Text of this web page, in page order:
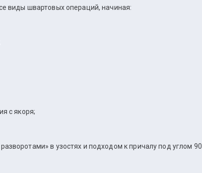
виды швартовых операций, начиная:
с якоря;
в узостях и подходом к причалу под углом 90